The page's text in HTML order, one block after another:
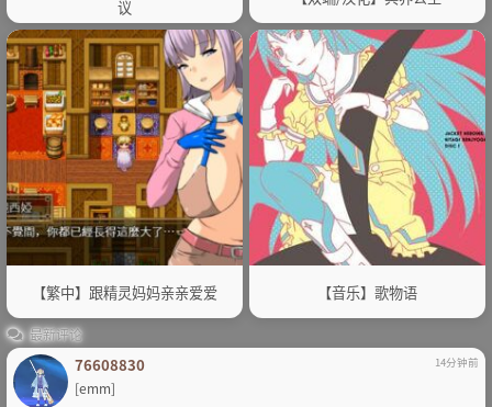
议
【繁中】跟精灵妈妈亲亲爱爱 【音乐】歌物语
最新评论
76608830 14分钟前
[emm]